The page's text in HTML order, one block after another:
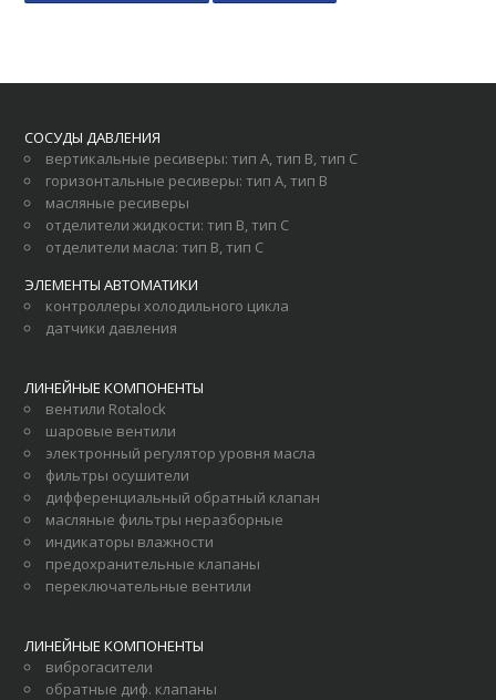
СОСУДЫ ДАВЛЕНИЯ
вертикальные ресиверы:тип А,тип В,тип С
горизонтальные ресиверы:тип А,тип В
масляные ресиверы
отделители жидкости:тип В,тип С
отделители масла:тип В,тип С
ЭЛЕМЕНТЫ АВТОМАТИКИ
контроллеры холодильного цикла
датчики давления
ЛИНЕЙНЫЕ КОМПОНЕНТЫ
вентили Rotalock
шаровые вентили
электронный регулятор уровня масла
фильтры осушители
дифференциальный обратный клапан
масляные фильтры неразборные
индикаторы влажности
предохранительные клапаны
переключательные вентили
ЛИНЕЙНЫЕ КОМПОНЕНТЫ
виброгасители
обратные диф. клапаны